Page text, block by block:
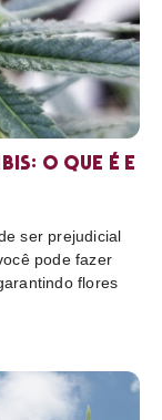
O que é e
ser prejudicial
pode fazer
flores